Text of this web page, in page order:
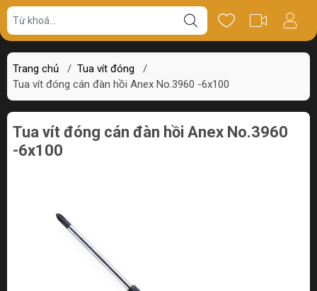
Trang chủ / Tua vít đóng
/
Tua vít đóng cán đàn hồi Anex No.3960 -6x100
Giá bán Thông số Review
Tua vít đóng cán đàn hồi Anex No.3960
-6x100